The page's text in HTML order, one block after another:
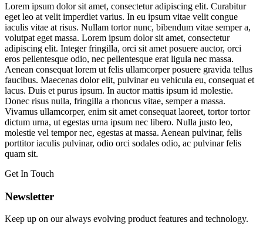
Lorem ipsum dolor sit amet, consectetur adipiscing elit. Curabitur
eget leo at velit imperdiet varius. In eu ipsum vitae velit congue
iaculis vitae at risus. Nullam tortor nunc, bibendum vitae semper a,
volutpat eget massa. Lorem ipsum dolor sit amet, consectetur
adipiscing elit. Integer fringilla, orci sit amet posuere auctor, orci
eros pellentesque odio, nec pellentesque erat ligula nec massa.
Aenean consequat lorem ut felis ullamcorper posuere gravida tellus
faucibus. Maecenas dolor elit, pulvinar eu vehicula eu, consequat et
lacus. Duis et purus ipsum. In auctor mattis ipsum id molestie.
Donec risus nulla, fringilla a rhoncus vitae, semper a massa.
Vivamus ullamcorper, enim sit amet consequat laoreet, tortor tortor
dictum urna, ut egestas urna ipsum nec libero. Nulla justo leo,
molestie vel tempor nec, egestas at massa. Aenean pulvinar, felis
porttitor iaculis pulvinar, odio orci sodales odio, ac pulvinar felis
quam sit.
Get In Touch
Newsletter
Keep up on our always evolving product features and technology.